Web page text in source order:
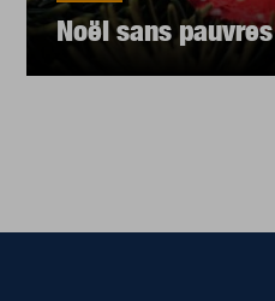
Noël sans pauvres